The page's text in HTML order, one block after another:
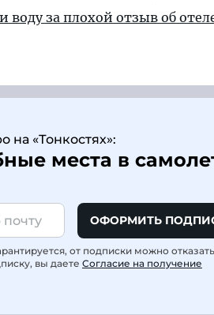
воду за плохой отзыв об
на «Тонкостях»:
места в
ОФОРМИТЬ
от подписки можно
вы даете Согласие на получение